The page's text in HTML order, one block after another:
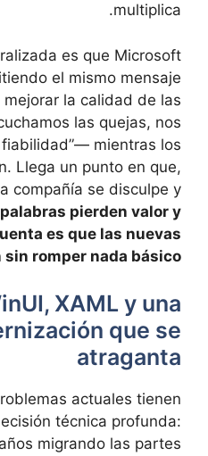
multiplica.
es que Microsoft
el mismo mensaje
la calidad de las
las quejas, nos
mientras los
Llega un punto en que,
compañía se disculpe y
pierden valor y
es que las nuevas
romper nada básico
XAML y una
que se
atraganta
actuales tienen
técnica profunda:
migrando las partes